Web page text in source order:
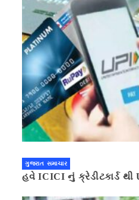
ગુજરાત સમાચાર
હવે ICICI નું ક્રેડીટકાર્ડ